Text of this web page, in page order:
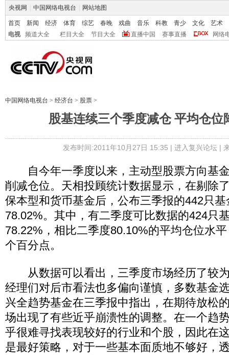
央视网 中国网络电视台 网站地图
首页 新闻 经济 体育 综艺 春晚 戏曲 音乐 科教 青少 文化
艺术
电视
频道大全 栏目大全 节目大全 直播中国 赛事直播 网络
中国网络电视台 > 经济台 > 股票 >
股基连续三个季度减仓 平均仓位
发布时间:2011年10月27日 15:35 | 进入复兴论坛|
自今年一季度以来，主动型股票方向基
削减仓位。天相投顾统计数据显示，在剔除
保本型和货币基金后，公布三季报的442只
78.02%。其中，有二季度可比数据的424只
78.22%，相比二季度80.10%的平均仓位水
个百分点。
从数据可以看出，三季度市场经历了较
经理们对后市看法也多偏向谨慎，多数基金
兴全趋势基金在三季报中指出，在期待放松
场出现了有些近乎崩溃性的调整。在一个趋
乎很难寻找表现较好的行业和个股，因此在
是最好策略，对于一些基本面质地不够好，